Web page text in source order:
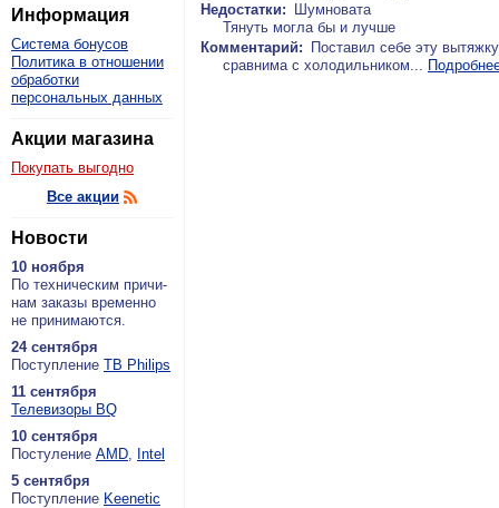
Информация
Система бонусов
Политика в отношении
обработки
персональных данных
Акции магазина
Покупать выгодно
Все акции
Новости
10 ноября
По тех­ни­че­ским при­чи­
нам за­ка­зы вре­мен­но
не при­ни­ма­ют­ся.
24 сентября
По­ступ­ле­ние ТВ Philips
11 сентября
Теле­ви­зо­ры BQ
10 сентября
По­сту­ле­ние AMD, Intel
5 сентября
По­ступ­ле­ние Keenetic
Недостатки:
Шумновата
Тянуть могла бы и лучше
Комментарий:
Поставил себе эту
сравнима с холодильником...